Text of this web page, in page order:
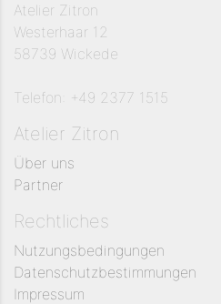
Atelier Zitron
Westerhaar 12
58739 Wickede
Telefon: +49 2377 1515
Atelier Zitron
Über uns
Partner
Rechtliches
Nutzungsbedingungen
Datenschutzbestimmungen
Impressum